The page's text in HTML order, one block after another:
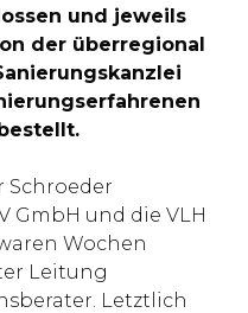
und jeweils
der überregional
Schroeder
GmbH und die VLH
Wochen
Leitung
Letztlich